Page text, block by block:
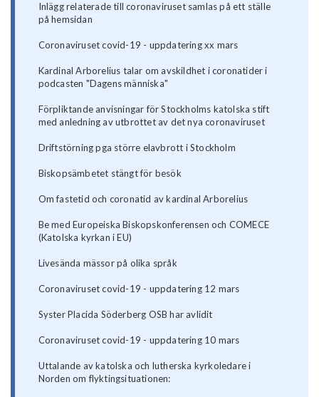
Inlägg relaterade till coronaviruset samlas på ett ställe
på hemsidan
Coronaviruset covid-19 - uppdatering xx mars
Kardinal Arborelius talar om avskildhet i coronatider i
podcasten "Dagens människa"
Förpliktande anvisningar för Stockholms katolska stift
med anledning av utbrottet av det nya coronaviruset
Driftstörning pga större elavbrott i Stockholm
Biskopsämbetet stängt för besök
Om fastetid och coronatid av kardinal Arborelius
Be med Europeiska Biskopskonferensen och COMECE
(Katolska kyrkan i EU)
Livesända mässor på olika språk
Coronaviruset covid-19 - uppdatering 12 mars
Syster Placida Söderberg OSB har avlidit
Coronaviruset covid-19 - uppdatering 10 mars
Uttalande av katolska och lutherska kyrkoledare i
Norden om flyktingsituationen: